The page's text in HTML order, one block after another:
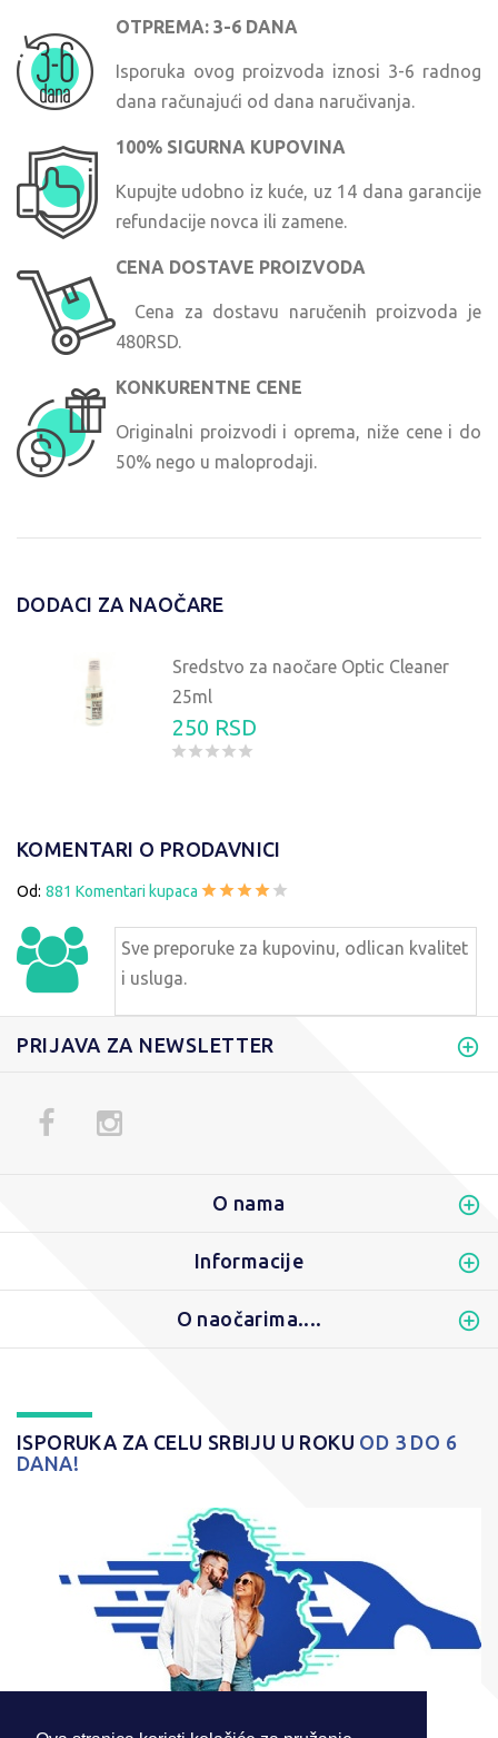
OTPREMA: 3-6 DANA
Isporuka ovog proizvoda iznosi 3-6 radnog
dana računajući od dana naručivanja.
100% SIGURNA KUPOVINA
Kupujte udobno iz kuće, uz 14 dana garancije
refundacije novca ili zamene.
CENA DOSTAVE PROIZVODA
Cena za dostavu naručenih proizvoda je
480RSD.
KONKURENTNE CENE
Originalni proizvodi i oprema, niže cene i do
50% nego u maloprodaji.
DODACI ZA NAOČARE
Sredstvo za naočare Optic Cleaner
25ml
250 RSD
KOMENTARI O PRODAVNICI
Od: 881 Komentari kupaca
Sve preporuke za kupovinu, odlican kvalitet
i usluga.
PRIJAVA ZA NEWSLETTER
O nama
Informacije
O naočarima....
ISPORUKA ZA CELU SRBIJU U ROKU OD 3 DO 6
DANA!